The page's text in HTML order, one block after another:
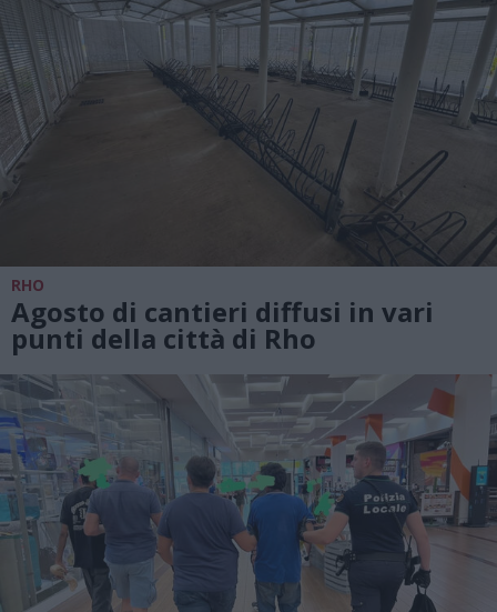
RHO
Agosto di cantieri diffusi in vari
punti della città di Rho